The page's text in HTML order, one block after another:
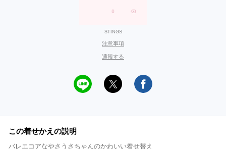
STINGS
注意事項
通報する
この着せかえの説明
バレエコアなやさうさちゃんのかわいい着せ替え